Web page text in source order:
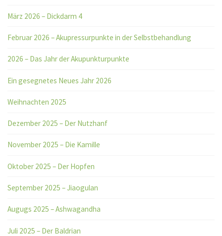
März 2026 – Dickdarm 4
Februar 2026 – Akupressurpunkte in der Selbstbehandlung
2026 – Das Jahr der Akupunkturpunkte
Ein gesegnetes Neues Jahr 2026
Weihnachten 2025
Dezember 2025 – Der Nutzhanf
November 2025 – Die Kamille
Oktober 2025 – Der Hopfen
September 2025 – Jiaogulan
Augugs 2025 – Ashwagandha
Juli 2025 – Der Baldrian